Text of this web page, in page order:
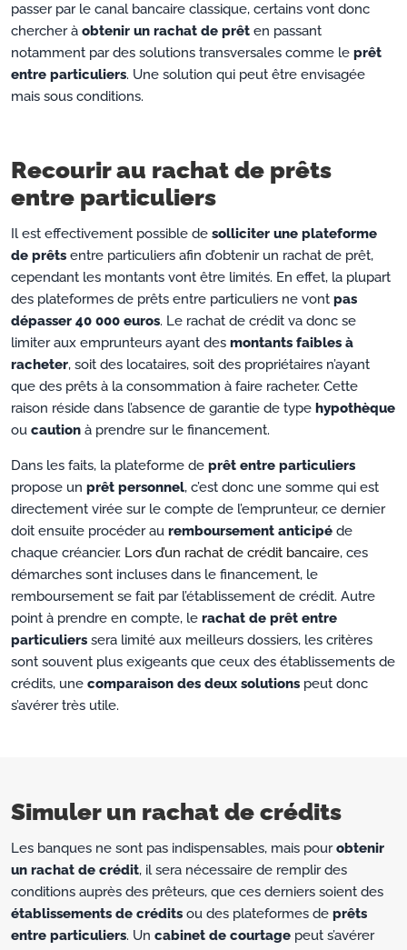
passer par le canal bancaire classique, certains vont donc
chercher à obtenir un rachat de prêt en passant
notamment par des solutions transversales comme le prêt
entre particuliers. Une solution qui peut être envisagée
mais sous conditions.
Recourir au rachat de prêts
entre particuliers
Il est effectivement possible de solliciter une plateforme
de prêts entre particuliers afin d’obtenir un rachat de prêt,
cependant les montants vont être limités. En effet, la plupart
des plateformes de prêts entre particuliers ne vont pas
dépasser 40 000 euros. Le rachat de crédit va donc se
limiter aux emprunteurs ayant des montants faibles à
racheter, soit des locataires, soit des propriétaires n’ayant
que des prêts à la consommation à faire racheter. Cette
raison réside dans l’absence de garantie de type hypothèque
ou caution à prendre sur le financement.
Dans les faits, la plateforme de prêt entre particuliers
propose un prêt personnel, c’est donc une somme qui est
directement virée sur le compte de l’emprunteur, ce dernier
doit ensuite procéder au remboursement anticipé de
chaque créancier. Lors d’un rachat de crédit bancaire, ces
démarches sont incluses dans le financement, le
remboursement se fait par l’établissement de crédit. Autre
point à prendre en compte, le rachat de prêt entre
particuliers sera limité aux meilleurs dossiers, les critères
sont souvent plus exigeants que ceux des établissements de
crédits, une comparaison des deux solutions peut donc
s’avérer très utile.
Simuler un rachat de crédits
Les banques ne sont pas indispensables, mais pourobtenir
un rachat de crédit, il sera nécessaire de remplir des
conditions auprès des prêteurs, que ces derniers soient des
établissements de crédits ou des plateformes de prêts
entre particuliers. Un cabinet de courtage peut s’avérer